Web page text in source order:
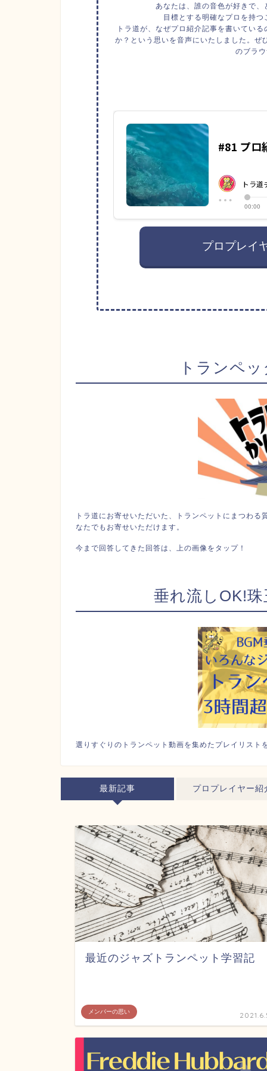
あなたは、誰の音色が好きで
目標とする明確なプロを持
トラ道が、なぜプロ紹介記事を書いてい
か？という思いを音声にいたしました。
のブラ
プロプレイ
トランペ
トラ道にお寄せいただいた、トランペットにまつわ
なたでもお寄せいただけます。
今まで回答してきた回答は、上の画像をタップ！
垂れ流しOK!
選りすぐりのトランペット動画を集めたプレイリス
最新記事 プロプレイヤー紹
メンバーの思い
最近のジャズトランペット学習記